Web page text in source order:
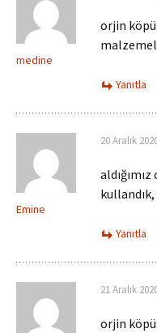
medine
orjin
Yanıtla
Emine
20 Aralık
Yanıtla
21 Aralık
orjin